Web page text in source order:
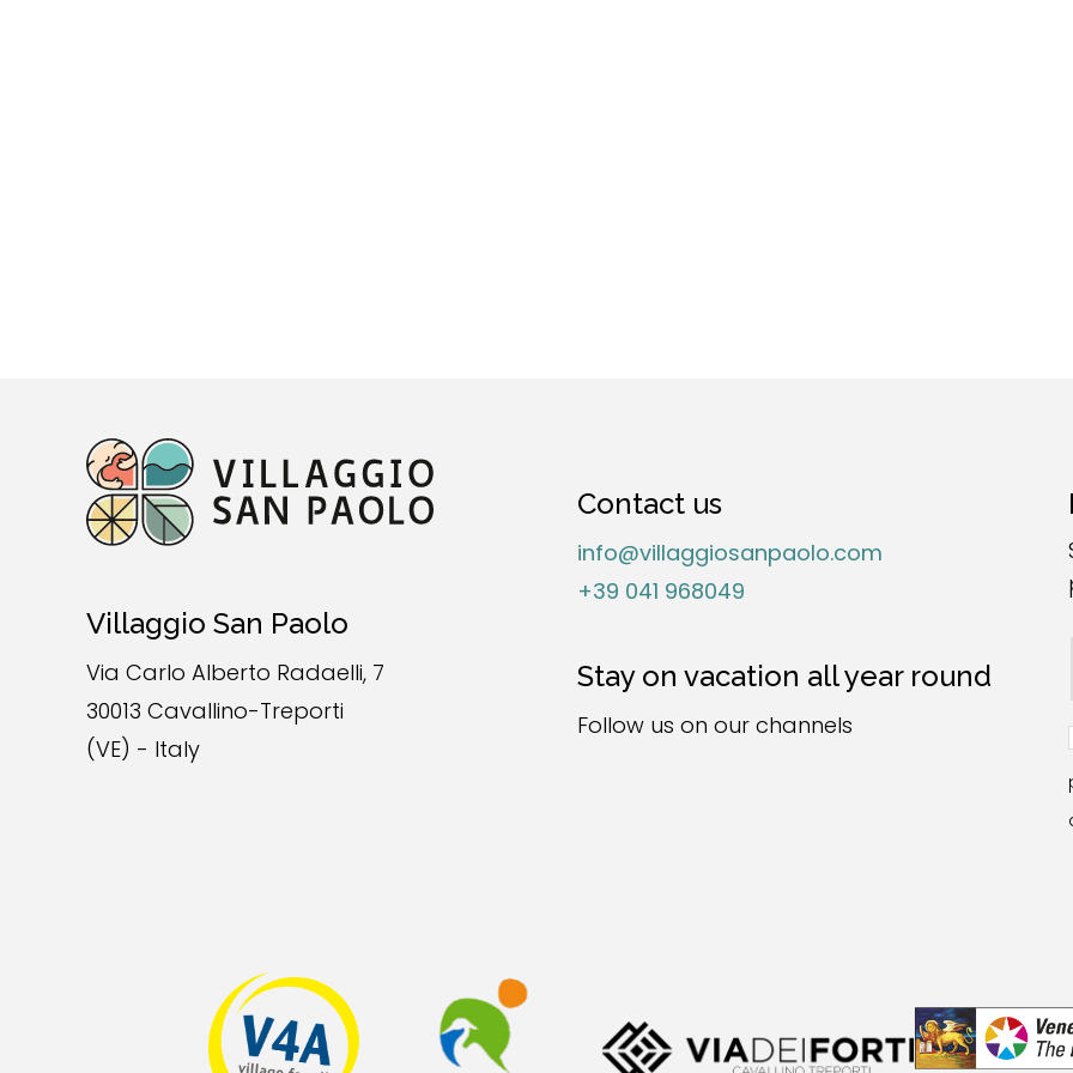
Villaggio San Paolo
Via Carlo Alberto Radaelli, 7
30013 Cavallino-Treporti
(VE) - Italy
Contact us
info@villaggiosanpaolo.com
+39 041 968049
Stay on vacation all year round
Follow us on our channels